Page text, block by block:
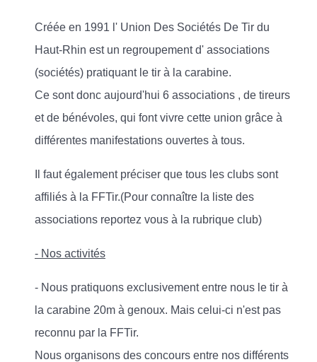
Créée en 1991 l' Union Des Sociétés De Tir du
Haut-Rhin est un regroupement d' associations
(sociétés) pratiquant le tir à la carabine.
Ce sont donc aujourd'hui 6 associations , de tireurs
et de bénévoles, qui font vivre cette union grâce à
différentes manifestations ouvertes à tous.
Il faut également préciser que tous les clubs sont
affiliés à la FFTir.(Pour connaître la liste des
associations reportez vous à la rubrique club)
- Nos activités
- Nous pratiquons exclusivement entre nous le tir à
la carabine 20m à genoux. Mais celui-ci n'est pas
reconnu par la FFTir.
Nous organisons des concours entre nos différents